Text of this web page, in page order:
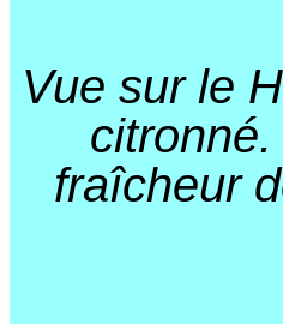
Vue sur le
fraîcheur